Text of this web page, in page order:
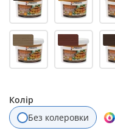
Колір
Без колеровки